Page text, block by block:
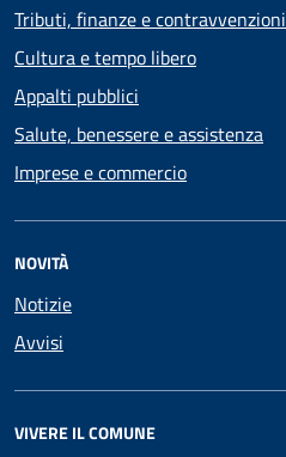
Tributi, finanze e contravvenzioni
Cultura e tempo libero
Appalti pubblici
Salute, benessere e assistenza
Imprese e commercio
NOVITÀ
Notizie
Avvisi
VIVERE IL COMUNE